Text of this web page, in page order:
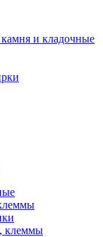
и кладочные
клеммы